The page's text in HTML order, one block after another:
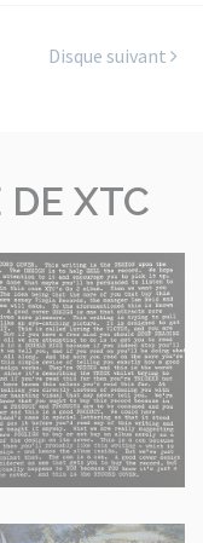
Disque suivant
DE XTC